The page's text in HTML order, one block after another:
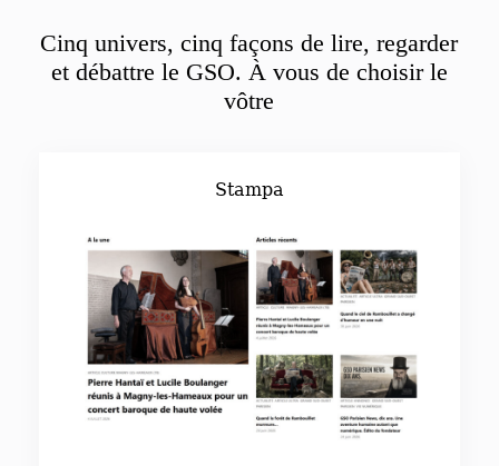
Cinq univers, cinq façons de lire, regarder
et débattre le GSO. À vous de choisir le
vôtre
Stampa